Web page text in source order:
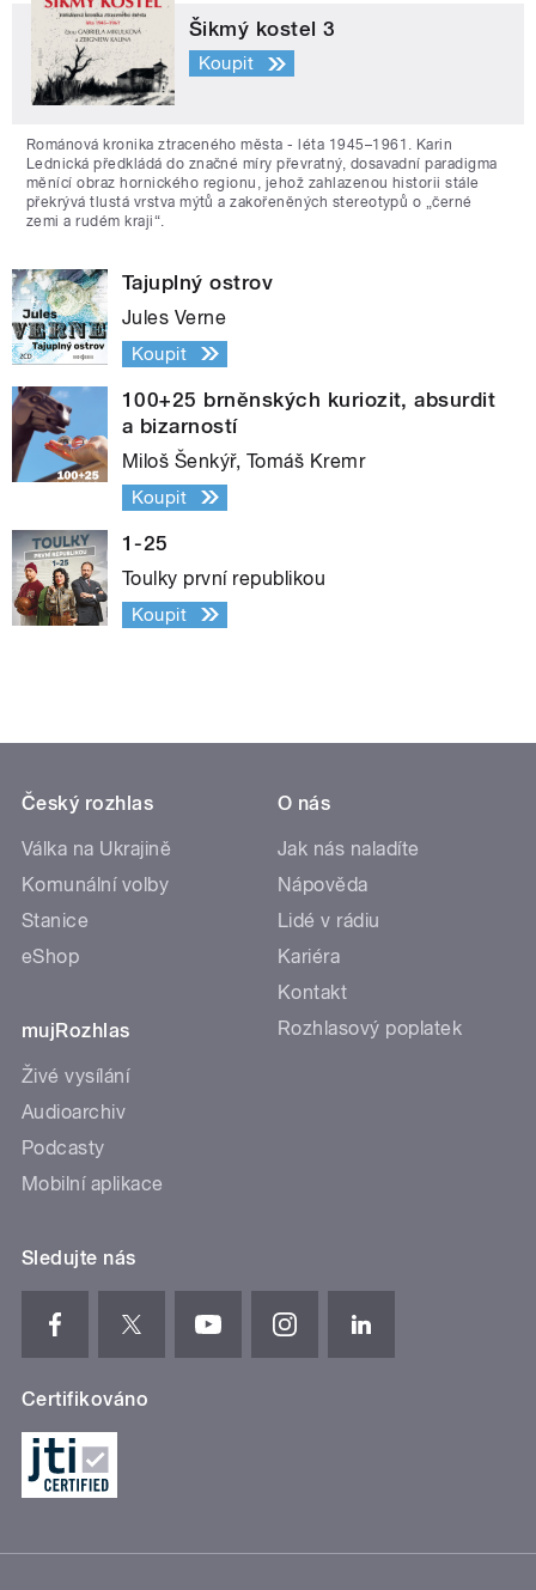
Šikmý kostel 3
Koupit
Románová kronika ztraceného města - léta 1945–1961. Karin
Lednická předkládá do značné míry převratný, dosavadní paradigma
měnící obraz hornického regionu, jehož zahlazenou historii stále
překrývá tlustá vrstva mýtů a zakořeněných stereotypů o „černé
zemi a rudém kraji“.
Tajuplný ostrov
Jules Verne
Koupit
100+25 brněnských kuriozit, absurdit
a bizarností
Miloš Šenkýř, Tomáš Kremr
Koupit
1-25
Toulky první republikou
Koupit
Český rozhlas
Válka na Ukrajině
Komunální volby
Stanice
eShop
mujRozhlas
Živé vysílání
Audioarchiv
Podcasty
Mobilní aplikace
O nás
Jak nás naladíte
Nápověda
Lidé v rádiu
Kariéra
Kontakt
Rozhlasový poplatek
Sledujte nás
Certifikováno